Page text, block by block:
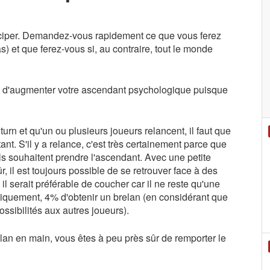
Demandez-vous rapidement ce que vous ferez
et que ferez-vous si, au contraire, tout le monde
votre ascendant psychologique puisque
et qu'un ou plusieurs joueurs relancent, il faut que
S'il y a relance, c'est très certainement parce que
souhaitent prendre l'ascendant. Avec une petite
il est toujours possible de se retrouver face à des
serait préférable de coucher car il ne reste qu'une
4% d'obtenir un brelan (en considérant que
aux autres joueurs).
en main, vous êtes à peu près sûr de remporter le